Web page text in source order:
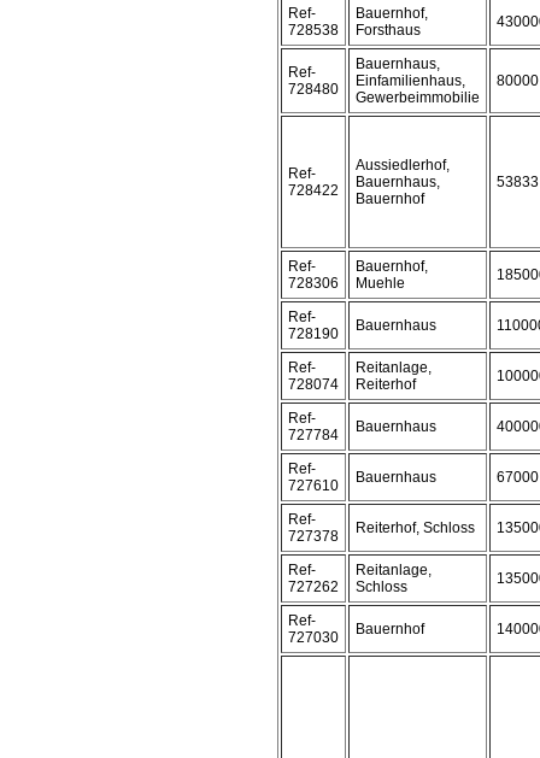
Ref-
728538
Bauernhof,
Forsthaus
Ref-
728480
Bauernhaus,
Einfamilienhaus,
Gewerbeimmobilie
80000
Ref-
728422
Aussiedlerhof,
Bauernhaus,
Bauernhof
53833
Ref-
728306
Bauernhof,
Muehle
Ref-
728190
Bauernhaus
Ref-
728074
Reitanlage,
Reiterhof
Ref-
727784
Bauernhaus
Ref-
727610
Bauernhaus 67000
Ref-
727378
Reiterhof, Schloss
Ref-
727262
Reitanlage,
Schloss
Ref-
727030
Bauernhof